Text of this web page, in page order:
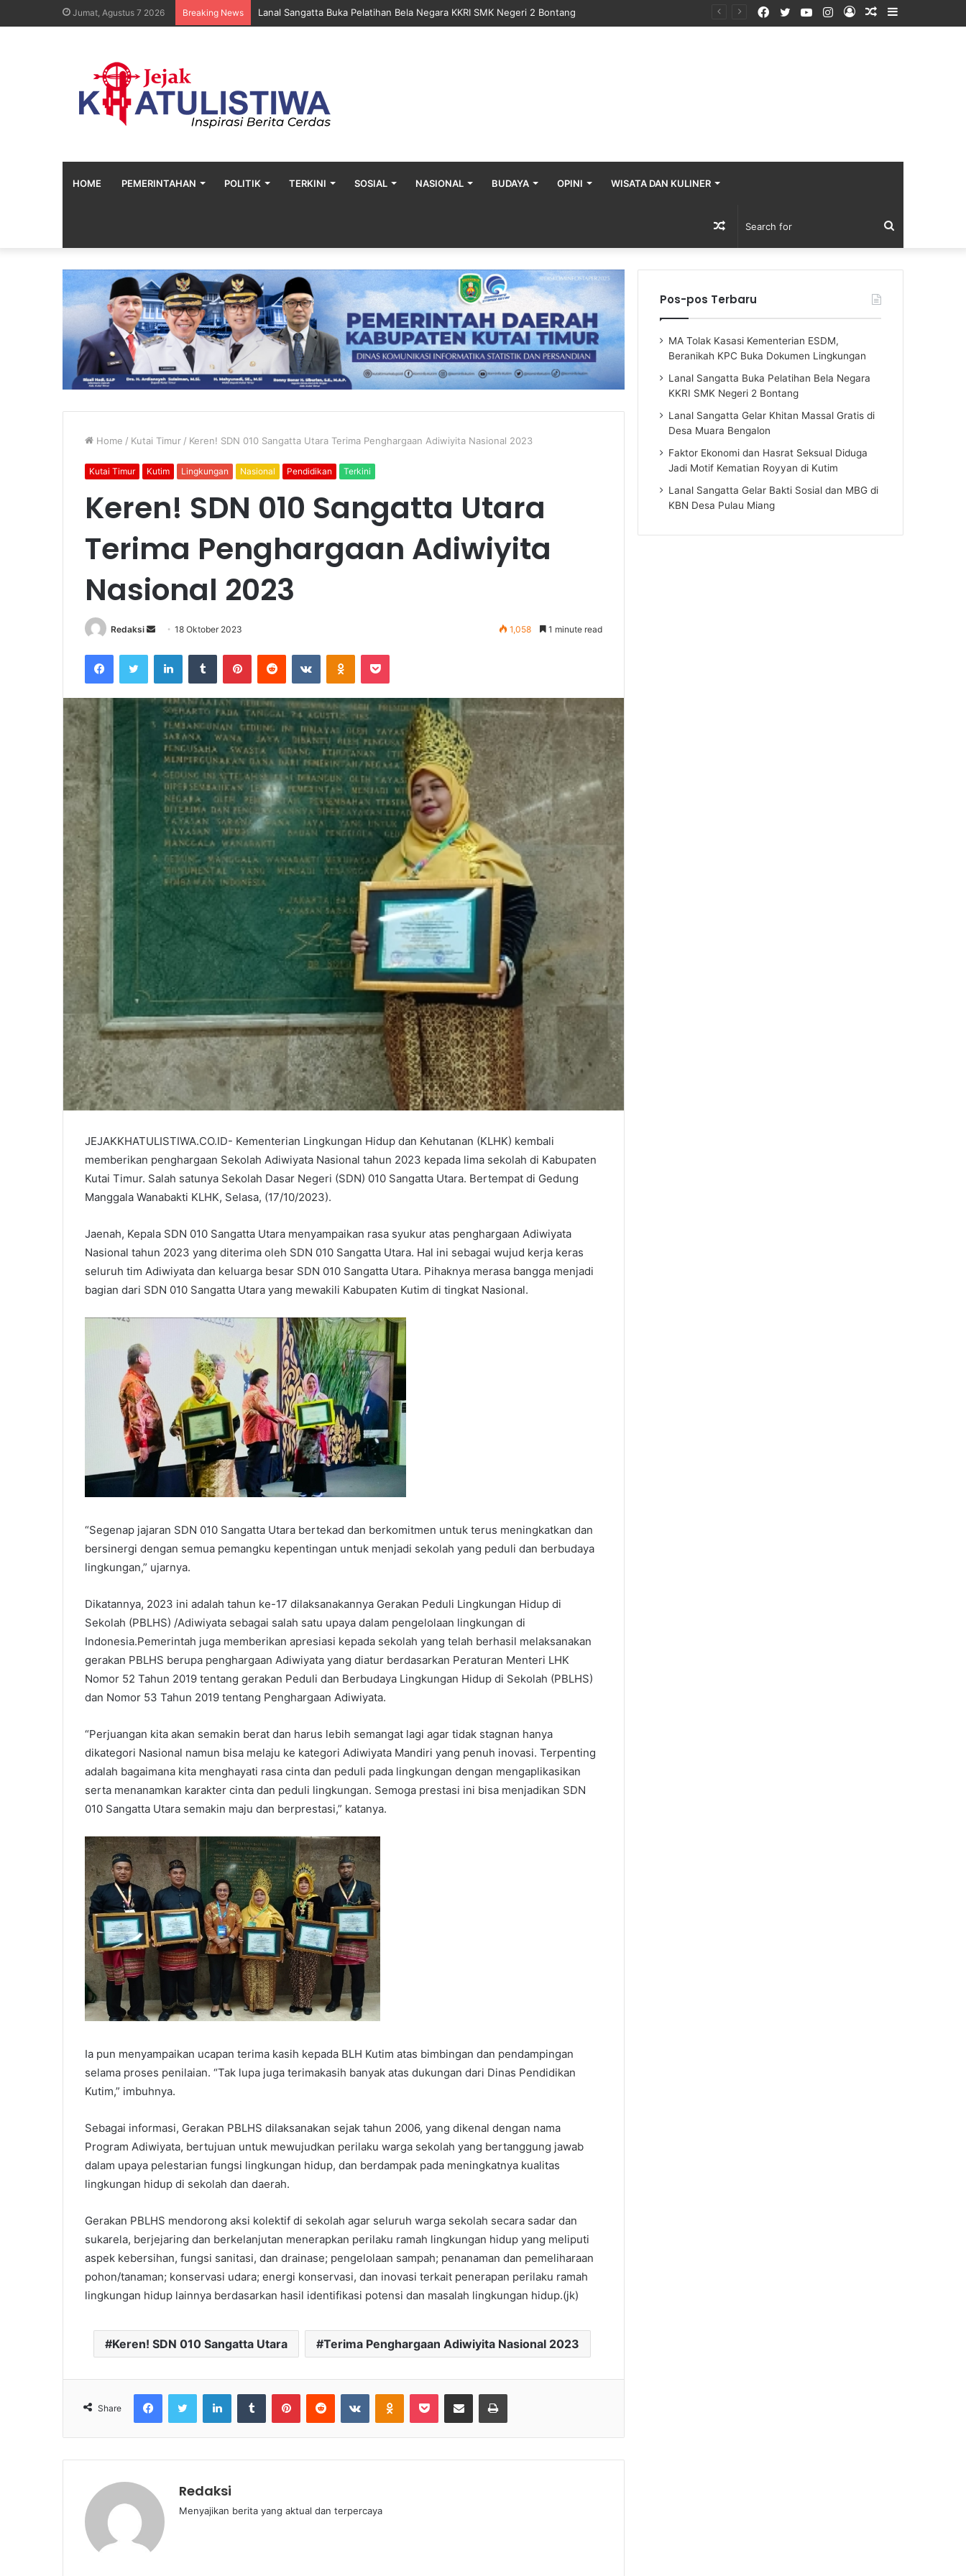
Jumat, Agustus 7 2026 Breaking News Lanal Sangatta Buka Pelatihan Bela Negara KKRI SMK Negeri 2 Bontang Sidebar
Random
Log
Instagram
YouTube
Twitter
Facebook
HOME PEMERINTAHAN POLITIK TERKINI SOSIAL NASIONAL BUDAYA OPINI WISATA DAN KULINER
Search
for
Random
Article
Home / Kutai Timur / Keren! SDN 010 Sangatta Utara Terima Penghargaan Adiwiyita Nasional 2023
Kutai Timur Kutim Lingkungan Nasional Pendidikan Terkini
Keren! SDN 010 Sangatta Utara
Terima Penghargaan Adiwiyita
Nasional 2023
Redaksi
Send
email
18 Oktober 2023 1,058 1 minute read
FacebookTwitter LinkedInTumblr PinterestReddit VKontakteOdnoklassniki
Pocket
JEJAKKHATULISTIWA.CO.ID- Kementerian Lingkungan Hidup dan Kehutanan (KLHK) kembali
memberikan penghargaan Sekolah Adiwiyata Nasional tahun 2023 kepada lima sekolah di Kabupaten
Kutai Timur. Salah satunya Sekolah Dasar Negeri (SDN) 010 Sangatta Utara. Bertempat di Gedung
Manggala Wanabakti KLHK, Selasa, (17/10/2023).
Jaenah, Kepala SDN 010 Sangatta Utara menyampaikan rasa syukur atas penghargaan Adiwiyata
Nasional tahun 2023 yang diterima oleh SDN 010 Sangatta Utara. Hal ini sebagai wujud kerja keras
seluruh tim Adiwiyata dan keluarga besar SDN 010 Sangatta Utara. Pihaknya merasa bangga menjadi
bagian dari SDN 010 Sangatta Utara yang mewakili Kabupaten Kutim di tingkat Nasional.
“Segenap jajaran SDN 010 Sangatta Utara bertekad dan berkomitmen untuk terus meningkatkan dan
bersinergi dengan semua pemangku kepentingan untuk menjadi sekolah yang peduli dan berbudaya
lingkungan,” ujarnya.
Dikatannya, 2023 ini adalah tahun ke-17 dilaksanakannya Gerakan Peduli Lingkungan Hidup di
Sekolah (PBLHS) /Adiwiyata sebagai salah satu upaya dalam pengelolaan lingkungan di
Indonesia.Pemerintah juga memberikan apresiasi kepada sekolah yang telah berhasil melaksanakan
gerakan PBLHS berupa penghargaan Adiwiyata yang diatur berdasarkan Peraturan Menteri LHK
Nomor 52 Tahun 2019 tentang gerakan Peduli dan Berbudaya Lingkungan Hidup di Sekolah (PBLHS)
dan Nomor 53 Tahun 2019 tentang Penghargaan Adiwiyata.
“Perjuangan kita akan semakin berat dan harus lebih semangat lagi agar tidak stagnan hanya
dikategori Nasional namun bisa melaju ke kategori Adiwiyata Mandiri yang penuh inovasi. Terpenting
adalah bagaimana kita menghayati rasa cinta dan peduli pada lingkungan dengan mengaplikasikan
serta menanamkan karakter cinta dan peduli lingkungan. Semoga prestasi ini bisa menjadikan SDN
010 Sangatta Utara semakin maju dan berprestasi,” katanya.
Ia pun menyampaikan ucapan terima kasih kepada BLH Kutim atas bimbingan dan pendampingan
selama proses penilaian. “Tak lupa juga terimakasih banyak atas dukungan dari Dinas Pendidikan
Kutim,” imbuhnya.
Sebagai informasi, Gerakan PBLHS dilaksanakan sejak tahun 2006, yang dikenal dengan nama
Program Adiwiyata, bertujuan untuk mewujudkan perilaku warga sekolah yang bertanggung jawab
dalam upaya pelestarian fungsi lingkungan hidup, dan berdampak pada meningkatnya kualitas
lingkungan hidup di sekolah dan daerah.
Gerakan PBLHS mendorong aksi kolektif di sekolah agar seluruh warga sekolah secara sadar dan
sukarela, berjejaring dan berkelanjutan menerapkan perilaku ramah lingkungan hidup yang meliputi
aspek kebersihan, fungsi sanitasi, dan drainase; pengelolaan sampah; penanaman dan pemeliharaan
pohon/tanaman; konservasi udara; energi konservasi, dan inovasi terkait penerapan perilaku ramah
lingkungan hidup lainnya berdasarkan hasil identifikasi potensi dan masalah lingkungan hidup.(jk)
Keren! SDN 010 Sangatta Utara Terima Penghargaan Adiwiyita Nasional 2023
Share
FacebookTwitter LinkedInTumblr PinterestReddit VKontakteOdnoklassniki
Pocket Share via Email Print
Redaksi
Menyajikan berita yang aktual dan terpercaya
Pos-pos Terbaru
MA Tolak Kasasi Kementerian ESDM,
Beranikah KPC Buka Dokumen Lingkungan
Lanal Sangatta Buka Pelatihan Bela Negara
KKRI SMK Negeri 2 Bontang
Lanal Sangatta Gelar Khitan Massal Gratis di
Desa Muara Bengalon
Faktor Ekonomi dan Hasrat Seksual Diduga
Jadi Motif Kematian Royyan di Kutim
Lanal Sangatta Gelar Bakti Sosial dan MBG di
KBN Desa Pulau Miang